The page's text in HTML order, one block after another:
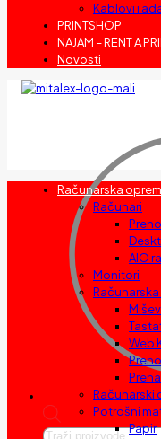
Kablovi i
PRINTSHOP
NAJAM – RENT A
Novosti
Products
Računarska
Računari
AIO
Monitori
Web
Računarski
Potrošni
Papir